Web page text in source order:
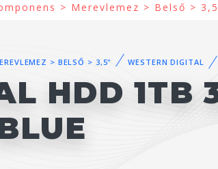
> Merevlemez > Belső >
> BELSŐ > 3,5" WESTERN DIGITAL
HDD 1TB